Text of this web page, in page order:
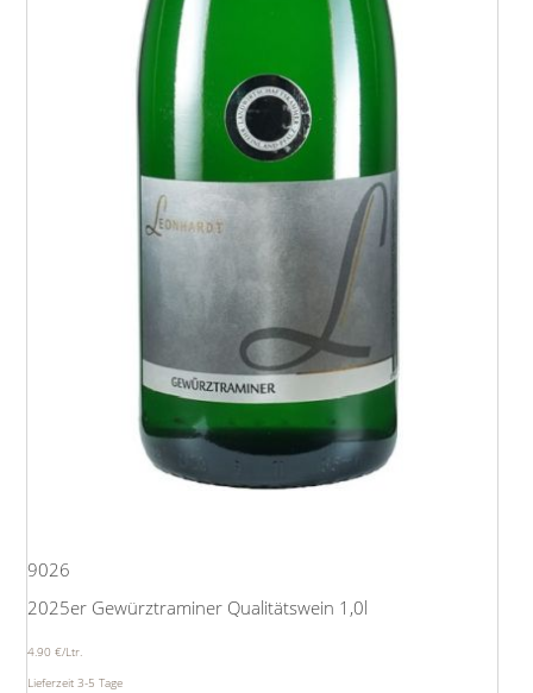
9026
2025er Gewürztraminer Qualitätswein 1,0l
4.90 €/Ltr.
Lieferzeit 3-5 Tage